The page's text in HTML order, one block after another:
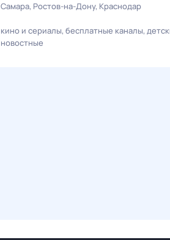
Самара Ростов-на-Дону Краснодар
кино и сериалы бесплатные каналы
новостные